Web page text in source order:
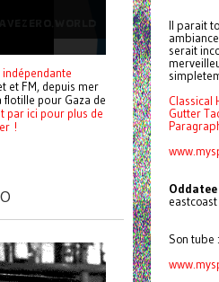
Il parait
serait
Classical
Gutter
Oddatee
Son tube
et FM, depuis mer
flotille pour Gaza de
par ici pour plus de
!